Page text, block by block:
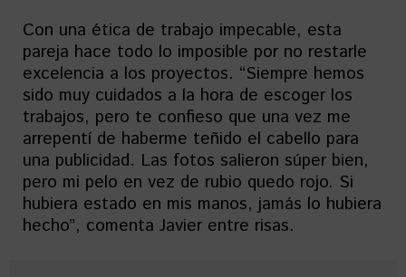
Con una ética de trabajo impecable, esta
pareja hace todo lo imposible por no restarle
excelencia a los proyectos. “Siempre hemos
sido muy cuidados a la hora de escoger los
trabajos, pero te confieso que una vez me
arrepentí de haberme teñido el cabello para
una publicidad. Las fotos salieron súper bien,
pero mi pelo en vez de rubio quedo rojo. Si
hubiera estado en mis manos, jamás lo hubiera
hecho”, comenta Javier entre risas.